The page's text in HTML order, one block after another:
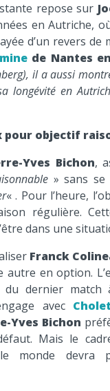
repose sur
en Autriche,
d’un revers de
de Nantes
il a aussi
longévité en
pour objectif
Yves Bichon,
» sans
« . Pour l’heure,
régulière.
dans une
Franck
autre en option.
dernier match
avec Cholet
Yves Bichon
Mais le
monde devra